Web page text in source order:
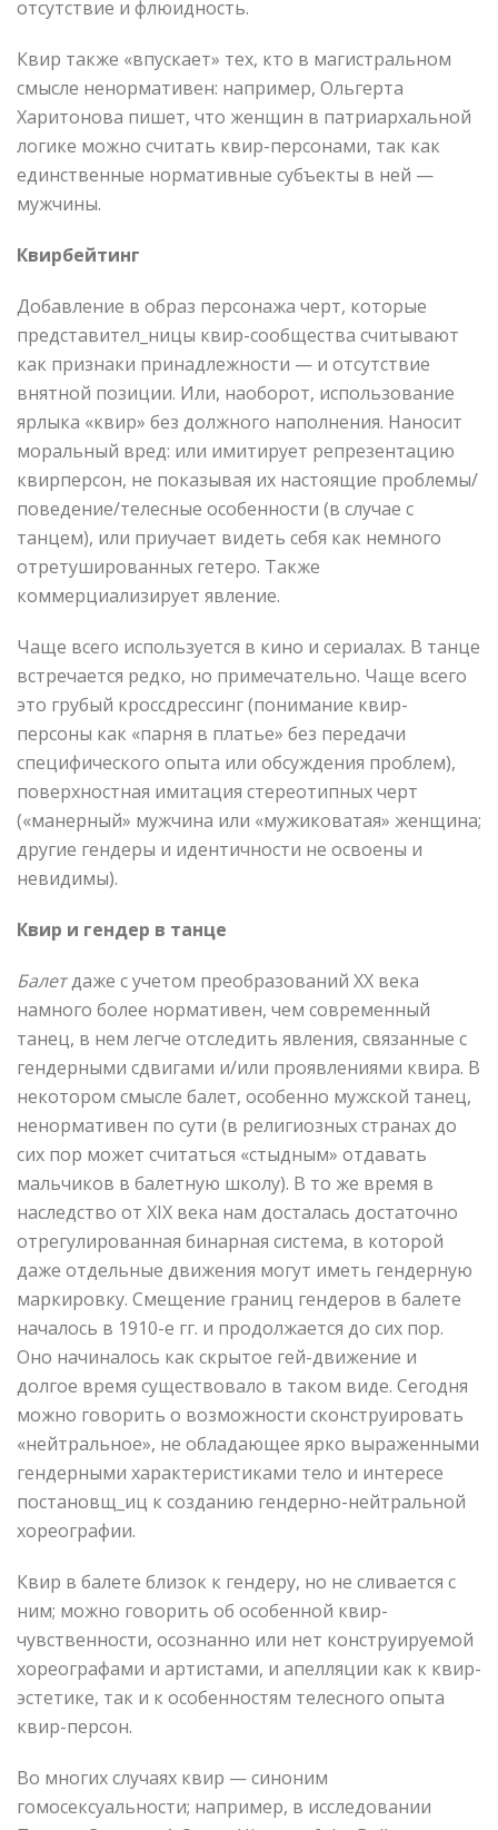
отсутствие и флюидность.
Квир также «впускает» тех, кто в магистральном
смысле ненормативен: например, Ольгерта
Харитонова пишет, что женщин в патриархальной
логике можно считать квир-персонами, так как
единственные нормативные субъекты в ней —
мужчины.
Квирбейтинг
Добавление в образ персонажа черт, которые
представител_ницы квир-сообщества считывают
как признаки принадлежности — и отсутствие
внятной позиции. Или, наоборот, использование
ярлыка «квир» без должного наполнения. Наносит
моральный вред: или имитирует репрезентацию
квирперсон, не показывая их настоящие проблемы/
поведение/телесные особенности (в случае с
танцем), или приучает видеть себя как немного
отретушированных гетеро. Также
коммерциализирует явление.
Чаще всего используется в кино и сериалах. В танце
встречается редко, но примечательно. Чаще всего
это грубый кроссдрессинг (понимание квир-
персоны как «парня в платье» без передачи
специфического опыта или обсуждения проблем),
поверхностная имитация стереотипных черт
(«манерный» мужчина или «мужиковатая» женщина;
другие гендеры и идентичности не освоены и
невидимы).
Квир и гендер в танце
Балетдаже с учетом преобразований XX века
намного более нормативен, чем современный
танец, в нем легче отследить явления, связанные с
гендерными сдвигами и/или проявлениями квира. В
некотором смысле балет, особенно мужской танец,
ненормативен по сути (в религиозных странах до
сих пор может считаться «стыдным» отдавать
мальчиков в балетную школу). В то же время в
наследство от XIX века нам досталась достаточно
отрегулированная бинарная система, в которой
даже отдельные движения могут иметь гендерную
маркировку. Смещение границ гендеров в балете
началось в 1910-е гг. и продолжается до сих пор.
Оно начиналось как скрытое гей-движение и
долгое время существовало в таком виде. Сегодня
можно говорить о возможности сконструировать
«нейтральное», не обладающее ярко выраженными
гендерными характеристиками тело и интересе
постановщ_иц к созданию гендерно-нейтральной
хореографии.
Квир в балете близок к гендеру, но не сливается с
ним; можно говорить об особенной квир-
чувственности, осознанно или нет конструируемой
хореографами и артистами, и апелляции как к квир-
эстетике, так и к особенностям телесного опыта
квир-персон.
Во многих случаях квир — синоним
гомосексуальности; например, в исследовании